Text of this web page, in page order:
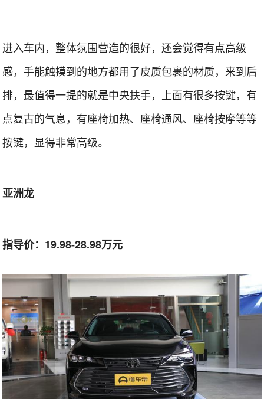
进入车内，整体氛围营造的很好，还会觉得有点高级
感，手能触摸到的地方都用了皮质包裹的材质，来到后
排，最值得一提的就是中央扶手，上面有很多按键，有
点复古的气息，有座椅加热、座椅通风、座椅按摩等等
按键，显得非常高级。
亚洲龙
指导价：19.98-28.98万元